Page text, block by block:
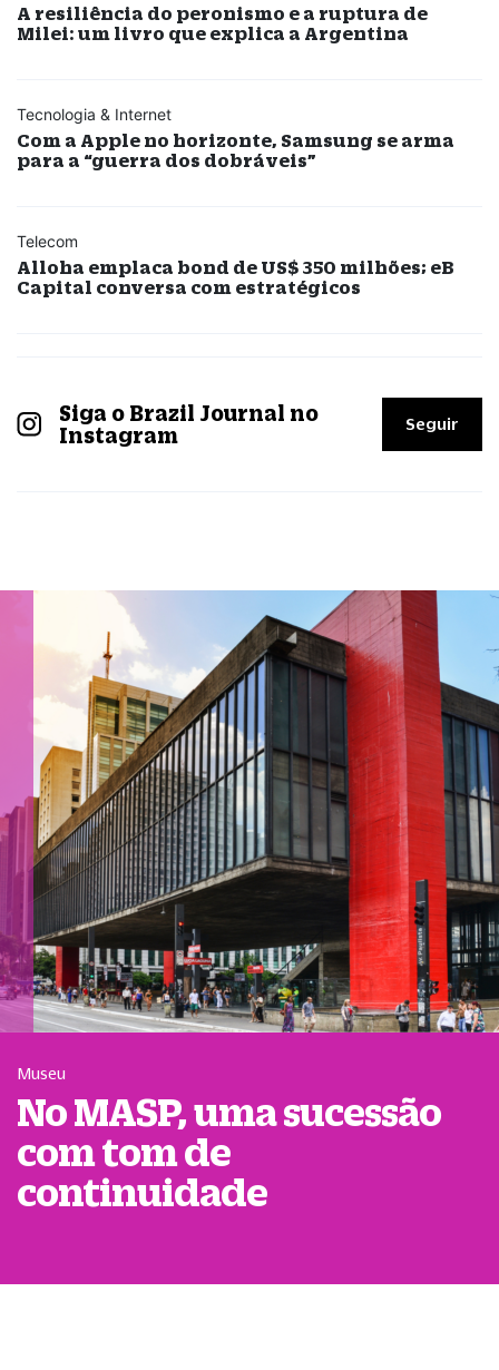
A resiliência do peronismo e a ruptura de
Milei: um livro que explica a Argentina
Tecnologia & Internet
Com a Apple no horizonte, Samsung se arma
para a “guerra dos dobráveis”
Telecom
Alloha emplaca bond de US$ 350 milhões; eB
Capital conversa com estratégicos
Siga o Brazil Journal no
Instagram
Seguir
Museu
No MASP, uma sucessão
com tom de
continuidade